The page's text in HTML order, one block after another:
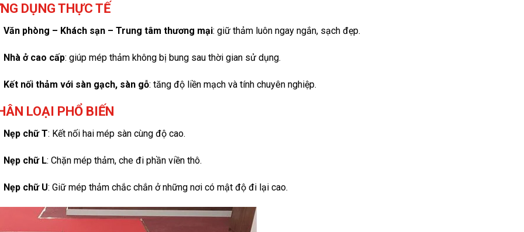
DỤNG THỰC TẾ
Văn phòng – Khách sạn – Trung tâm thương mại: giữ thảm luôn ngay ngắn, sạch đẹp.
Nhà ở cao cấp: giúp mép thảm không bị bung sau thời gian sử dụng.
Kết nối thảm với sàn gạch, sàn gỗ: tăng độ liền mạch và tính chuyên nghiệp.
LOẠI PHỔ BIẾN
Nẹp chữ T: Kết nối hai mép sàn cùng độ cao.
Nẹp chữ L: Chặn mép thảm, che đi phần viền thô.
Nẹp chữ U: Giữ mép thảm chắc chắn ở những nơi có mật độ đi lại cao.